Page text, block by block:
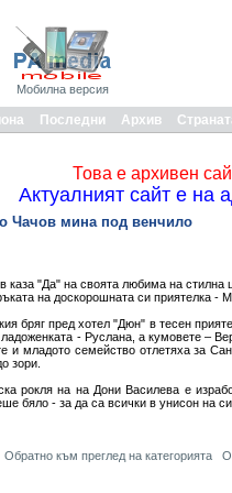
Мобилна версия
Последни Архив
Това е архивен
Актуалният сайт е на
Чачов мина под венчило
каза "Да" на своята любима на стилна
на доскорошната си приятелка -
бряг пред хотел "Дюн" в тесен
- Руслана, а кумовете –
и младото семейство отлетяха за
зори.
рокля на на Дони Василева е
бяло - за да са всички в унисон на
Обратно към преглед на категорията